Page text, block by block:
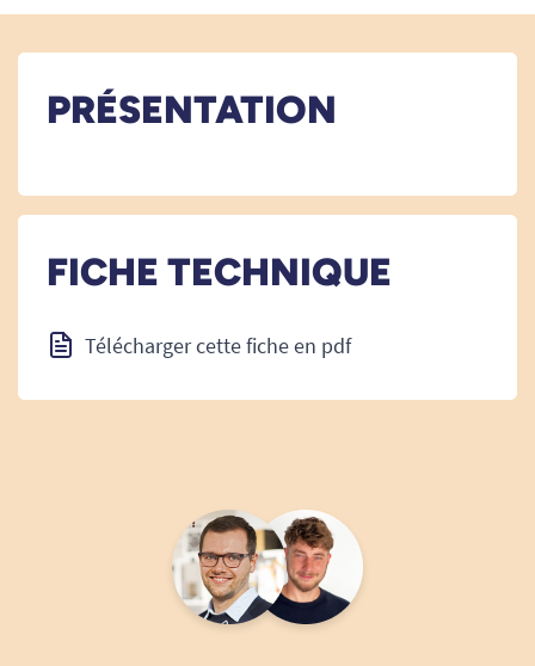
PRÉSENTATION
FICHE TECHNIQUE
Télécharger cette fiche en pdf